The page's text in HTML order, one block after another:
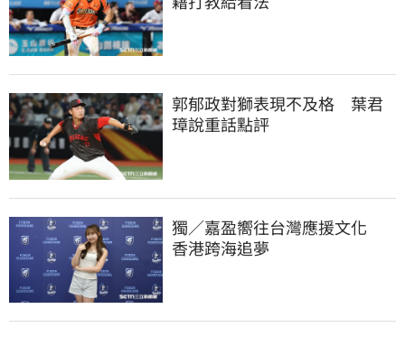
郭郁政對獅表現不及格　葉君
璋說重話點評
獨／嘉盈嚮往台灣應援文化
香港跨海追夢